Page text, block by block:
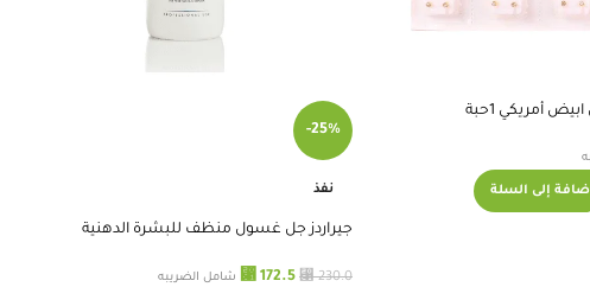
أمريكي 1حبة
إلى السلة
-25%
نفذ
جيراردز جل غسول منظف للبشرة الدهنية
⃁230.0
⃁ 172.5 شامل الضريبه